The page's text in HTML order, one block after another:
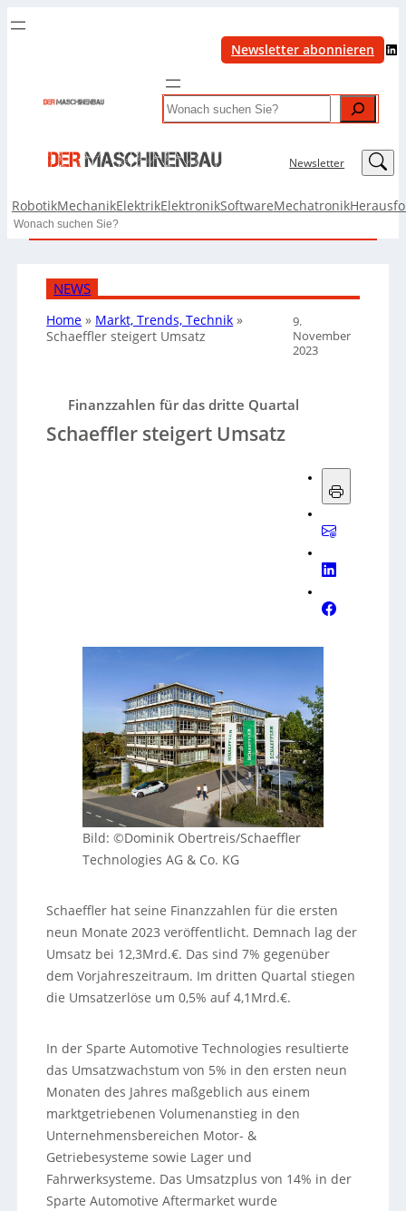
Newsletter abonnieren LinkedIn
Search
Newsletter LinkedIn
RobotikMechanikElektrikElektronikSoftwareMechatronik
Search
NEWS
Home » Markt, Trends, Technik »
Schaeffler steigert Umsatz
9.
November
2023
Finanzzahlen für das dritte Quartal
Schaeffler steigert Umsatz
Bild: ©Dominik Obertreis/Schaeffler
Technologies AG & Co. KG
Schaeffler hat seine Finanzzahlen für die ersten
neun Monate 2023 veröffentlicht. Demnach lag der
Umsatz bei 12,3Mrd.€. Das sind 7% gegenüber
dem Vorjahreszeitraum. Im dritten Quartal stiegen
die Umsatzerlöse um 0,5% auf 4,1Mrd.€.
In der Sparte Automotive Technologies resultierte
das Umsatzwachstum von 5% in den ersten neun
Monaten des Jahres maßgeblich aus einem
marktgetriebenen Volumenanstieg in den
Unternehmensbereichen Motor- &
Getriebesysteme sowie Lager und
Fahrwerksysteme. Das Umsatzplus von 14% in der
Sparte Automotive Aftermarket wurde